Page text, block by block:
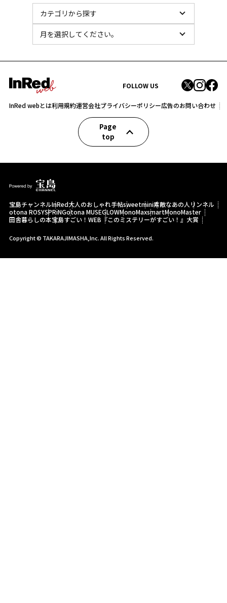
FOLLOW US
InRed webとは利用規約運営会社プライバシーポリシー広告のお問い合わせ
Page
top
宝島チャンネルInRed大人のおしゃれ手帖sweetmini素敵なあの人 リンネル
otona ROSYSPRiNGotona MUSEGLOWMonoMaxsmartMonoMaster
田舎暮らしの本宝島すごい！WEB 『このミステリーがすごい！』大賞
Copyright © TAKARAJIMASHA,Inc. All Rights Reserved.